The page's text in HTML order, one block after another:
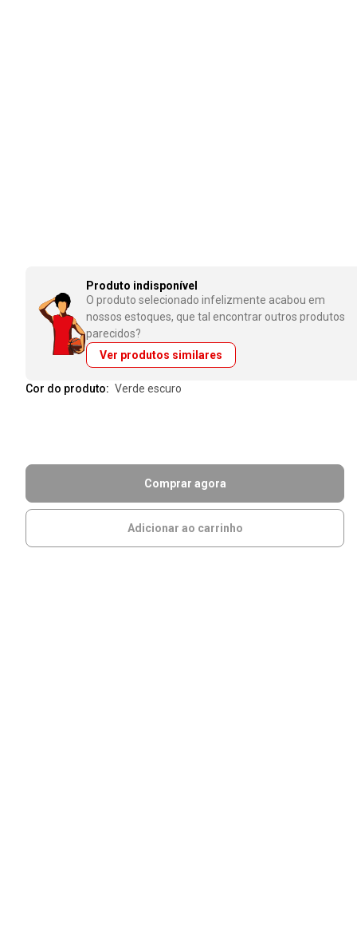
Produto indisponível
O produto selecionado infelizmente acabou em
nossos estoques, que tal encontrar outros produtos
parecidos?
Ver produtos similares
Cor do produto: verde escuro
Comprar agora
Adicionar ao carrinho